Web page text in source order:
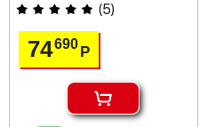
(5)
74690 Р